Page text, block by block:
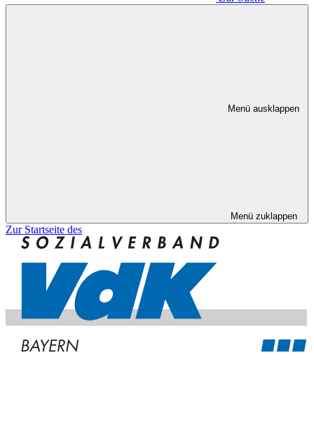
Menü ausklappen
Menü zuklappen
Zur Startseite des